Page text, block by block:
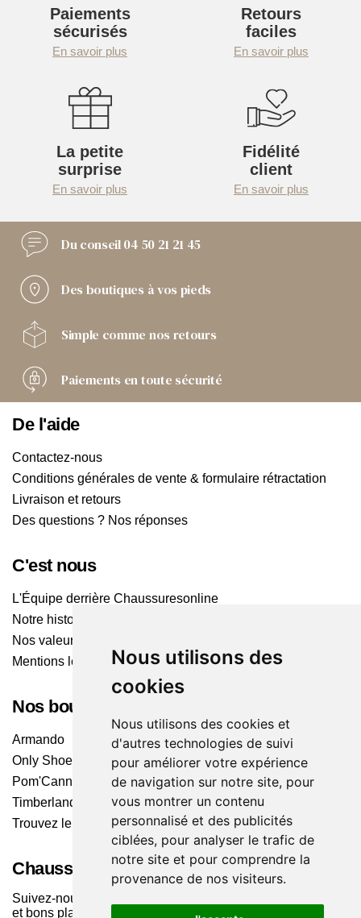
Nous utilisons des
cookies
Nous utilisons des cookies et
d'autres technologies de suivi
pour améliorer votre expérience
de navigation sur notre site, pour
vous montrer un contenu
personnalisé et des publicités
ciblées, pour analyser le trafic de
notre site et pour comprendre la
provenance de nos visiteurs.
Paiements
sécurisés
En savoir plus
Retours
faciles
En savoir plus
La petite
surprise
En savoir plus
Fidélité
client
En savoir plus
Du conseil04 50 21 21 45
Des boutiques à vos pieds
Simple comme nos retours
Paiements en toute sécurité
De l'aide
Contactez-nous
Conditions générales de vente & formulaire rétractation
Livraison et retours
Des questions ? Nos réponses
C'est nous
L'Équipe derrière Chaussuresonline
Notre histoire
Nos valeurs
Mentions légales
Nos boutiques
Armando
Only Shoes
Pom'Cannelle
Timberland
Trouvez le magasin le plus proche
Chaussuresonline sur les Médias sociaux
Suivez-nous sur les réseaux pour les dernières tendances
et bons plans !